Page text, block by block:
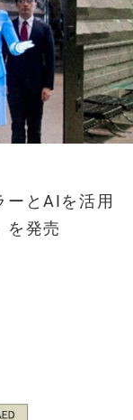
ーとAIを活用
を発売